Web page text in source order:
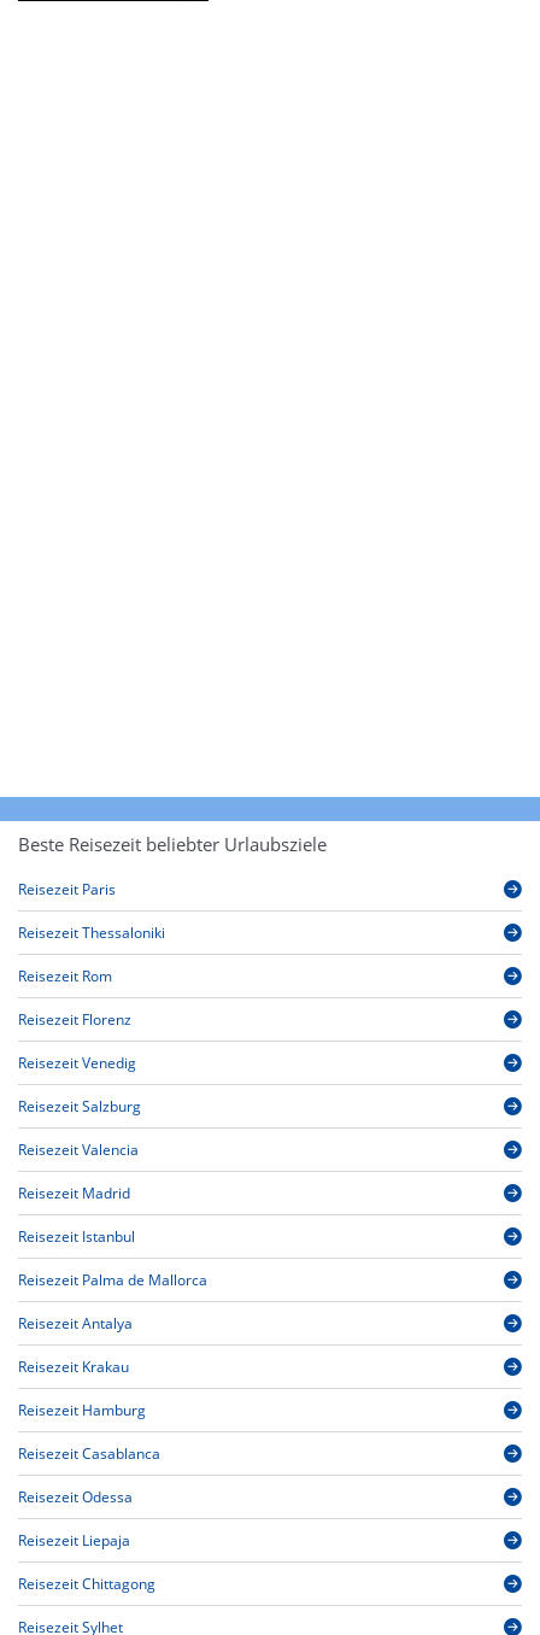
Beste Reisezeit beliebter Urlaubsziele
Reisezeit Paris
Reisezeit Thessaloniki
Reisezeit Rom
Reisezeit Florenz
Reisezeit Venedig
Reisezeit Salzburg
Reisezeit Valencia
Reisezeit Madrid
Reisezeit Istanbul
Reisezeit Palma de Mallorca
Reisezeit Antalya
Reisezeit Krakau
Reisezeit Hamburg
Reisezeit Casablanca
Reisezeit Odessa
Reisezeit Liepaja
Reisezeit Chittagong
Reisezeit Sylhet